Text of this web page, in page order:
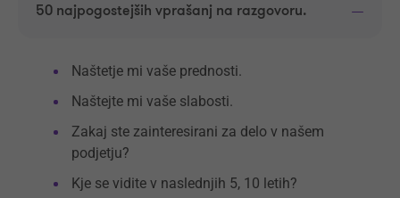
50 najpogostejših vprašanj na razgovoru.
Naštetje mi vaše prednosti.
Naštejte mi vaše slabosti.
Zakaj ste zainteresirani za delo v našem
podjetju?
Kje se vidite v naslednjih 5, 10 letih?